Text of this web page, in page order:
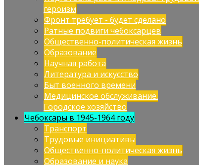
героизм
Фронт требует - будет сделано
Ратные подвиги чебоксарцев
Общественно-политическая жизнь
Образование
Научная работа
Литература и искусство
Быт военного времени
Медицинское обслуживание.
Городское хозяйство
Чебоксары в 1945-1964 году
Транспорт
Трудовые инициативы
Общественно-политическая жизнь
Образование и наука